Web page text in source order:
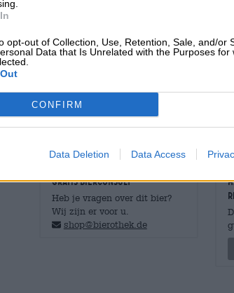
opt-out of Collection, Use, Retention, Sale, and/or
Data that Is Unrelated with the Purposes for
CONFIRM
Data Deletion Data Access
vederlichte body, elegante frisheid
Het lichte, schilferige bier vloeit in
smakelijke uiterlijk met een
vers gemaaid gras en
middelzware body met fruitige,
mooi in de afdronk bouwt.
GRATIS BIERCONSULT
Heb je vragen over dit bier?
Wij zijn er voor u.
shop@bierothek.de